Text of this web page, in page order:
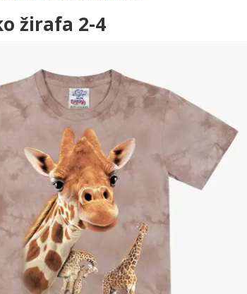
žirafa 2-4